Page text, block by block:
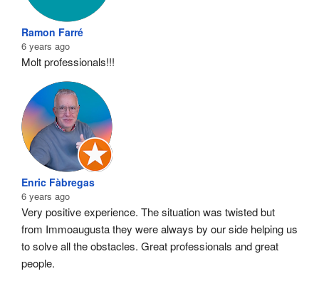
Ramon Farré
6 years ago
Molt professionals!!!
Enric Fàbregas
6 years ago
Very positive experience. The situation was twisted but
from Immoaugusta they were always by our side helping us
to solve all the obstacles. Great professionals and great
people.